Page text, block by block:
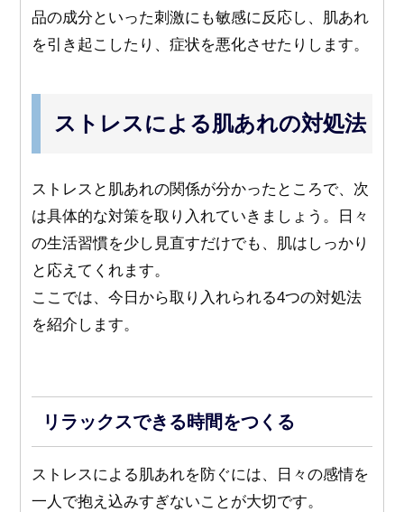
品の成分といった刺激にも敏感に反応し、肌あれ
を引き起こしたり、症状を悪化させたりします。
ストレスによる肌あれの対処法
ストレスと肌あれの関係が分かったところで、次
は具体的な対策を取り入れていきましょう。日々
の生活習慣を少し見直すだけでも、肌はしっかり
と応えてくれます。
ここでは、今日から取り入れられる4つの対処法
を紹介します。
リラックスできる時間をつくる
ストレスによる肌あれを防ぐには、日々の感情を
一人で抱え込みすぎないことが大切です。